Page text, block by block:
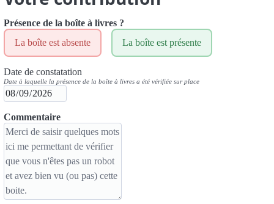
Présence de la boîte à livres ?
La boîte est absente
La boîte est présente
Date de constatation
Date à laquelle la présence de la boîte à livres a été vérifiée sur place
Commentaire